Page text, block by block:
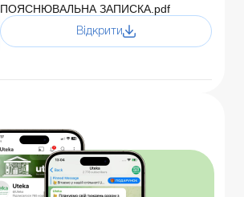
ПОЯСНЮВАЛЬНА ЗАПИСКА.pdf
Відкрити